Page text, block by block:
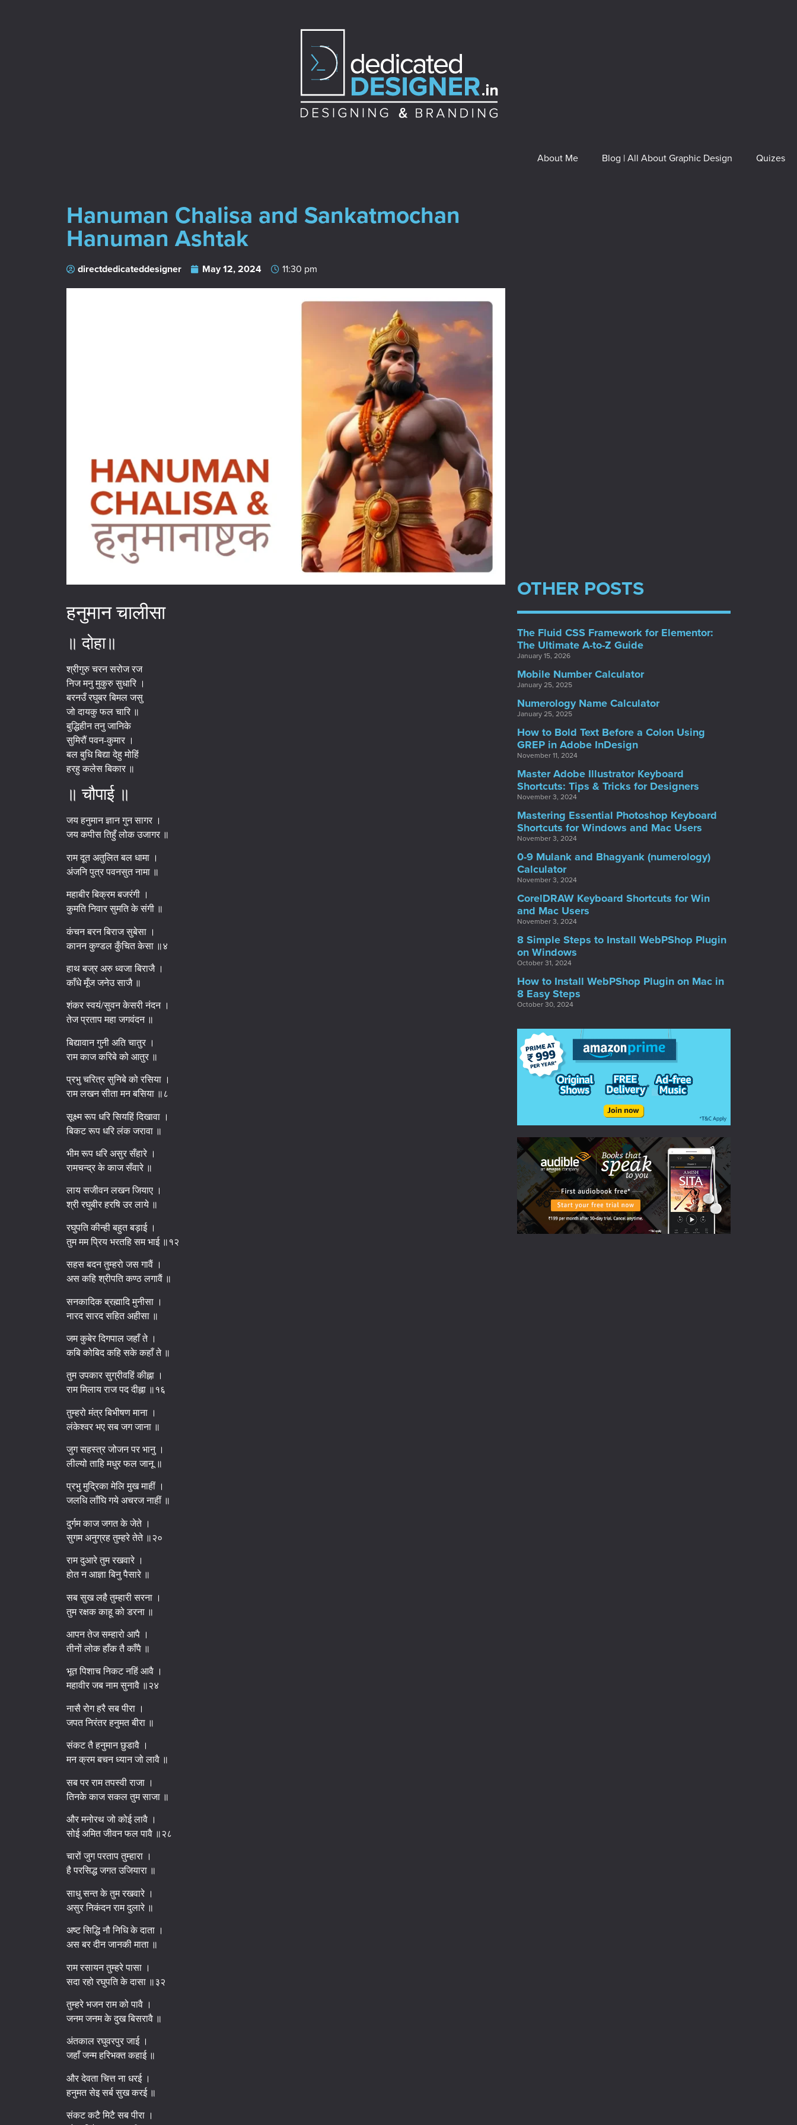
About Me Blog | All About Graphic Design Quizes
Hanuman Chalisa and Sankatmochan
Hanuman Ashtak
directdedicateddesigner May 12, 2024 11:30 pm
हनुमान चालीसा
॥ दोहा॥
श्रीगुरु चरन सरोज रज
निज मनु मुकुरु सुधारि ।
बरनउँ रघुबर बिमल जसु
जो दायकु फल चारि ॥
बुद्धिहीन तनु जानिके
सुमिरौं पवन-कुमार ।
बल बुधि बिद्या देहु मोहिं
हरहु कलेस बिकार ॥
॥ चौपाई ॥
जय हनुमान ज्ञान गुन सागर ।
जय कपीस तिहुँ लोक उजागर ॥
राम दूत अतुलित बल धामा ।
अंजनि पुत्र पवनसुत नामा ॥
महाबीर बिक्रम बजरंगी ।
कुमति निवार सुमति के संगी ॥
कंचन बरन बिराज सुबेसा ।
कानन कुण्डल कुँचित केसा ॥४
हाथ बज्र अरु ध्वजा बिराजै ।
काँधे मूँज जनेउ साजै ॥
शंकर स्वयं/सुवन केसरी नंदन ।
तेज प्रताप महा जगवंदन ॥
बिद्यावान गुनी अति चातुर ।
राम काज करिबे को आतुर ॥
प्रभु चरित्र सुनिबे को रसिया ।
राम लखन सीता मन बसिया ॥८
सूक्ष्म रूप धरि सियहिं दिखावा ।
बिकट रूप धरि लंक जरावा ॥
भीम रूप धरि असुर सँहारे ।
रामचन्द्र के काज सँवारे ॥
लाय सजीवन लखन जियाए ।
श्री रघुबीर हरषि उर लाये ॥
रघुपति कीन्ही बहुत बड़ाई ।
तुम मम प्रिय भरतहि सम भाई ॥१२
सहस बदन तुम्हरो जस गावैं ।
अस कहि श्रीपति कण्ठ लगावैं ॥
सनकादिक ब्रह्मादि मुनीसा ।
नारद सारद सहित अहीसा ॥
जम कुबेर दिगपाल जहाँ ते ।
कबि कोबिद कहि सके कहाँ ते ॥
तुम उपकार सुग्रीवहिं कीह्ना ।
राम मिलाय राज पद दीह्ना ॥१६
तुम्हरो मंत्र बिभीषण माना ।
लंकेश्वर भए सब जग जाना ॥
जुग सहस्त्र जोजन पर भानु ।
लील्यो ताहि मधुर फल जानू ॥
प्रभु मुद्रिका मेलि मुख माहीं ।
जलधि लाँघि गये अचरज नाहीं ॥
दुर्गम काज जगत के जेते ।
सुगम अनुग्रह तुम्हरे तेते ॥२०
राम दुआरे तुम रखवारे ।
होत न आज्ञा बिनु पैसारे ॥
सब सुख लहै तुम्हारी सरना ।
तुम रक्षक काहू को डरना ॥
आपन तेज सम्हारो आपै ।
तीनों लोक हाँक तै काँपै ॥
भूत पिशाच निकट नहिं आवै ।
महावीर जब नाम सुनावै ॥२४
नासै रोग हरै सब पीरा ।
जपत निरंतर हनुमत बीरा ॥
संकट तै हनुमान छुडावै ।
मन क्रम बचन ध्यान जो लावै ॥
सब पर राम तपस्वी राजा ।
तिनके काज सकल तुम साजा ॥
और मनोरथ जो कोई लावै ।
सोई अमित जीवन फल पावै ॥२८
चारों जुग परताप तुम्हारा ।
है परसिद्ध जगत उजियारा ॥
साधु सन्त के तुम रखवारे ।
असुर निकंदन राम दुलारे ॥
अष्ट सिद्धि नौ निधि के दाता ।
अस बर दीन जानकी माता ॥
राम रसायन तुम्हरे पासा ।
सदा रहो रघुपति के दासा ॥३२
तुम्हरे भजन राम को पावै ।
जनम जनम के दुख बिसरावै ॥
अंतकाल रघुवरपुर जाई ।
जहाँ जन्म हरिभक्त कहाई ॥
और देवता चित्त ना धरई ।
हनुमत सेइ सर्ब सुख करई ॥
संकट कटै मिटै सब पीरा ।
OTHER POSTS
The Fluid CSS Framework for Elementor:
The Ultimate A-to-Z Guide
January 15, 2026
Mobile Number Calculator
January 25, 2025
Numerology Name Calculator
January 25, 2025
How to Bold Text Before a Colon Using
GREP in Adobe InDesign
November 11, 2024
Master Adobe Illustrator Keyboard
Shortcuts: Tips & Tricks for Designers
November 3, 2024
Mastering Essential Photoshop Keyboard
Shortcuts for Windows and Mac Users
November 3, 2024
0-9 Mulank and Bhagyank (numerology)
Calculator
November 3, 2024
CorelDRAW Keyboard Shortcuts for Win
and Mac Users
November 3, 2024
8 Simple Steps to Install WebPShop Plugin
on Windows
October 31, 2024
How to Install WebPShop Plugin on Mac in
8 Easy Steps
October 30, 2024